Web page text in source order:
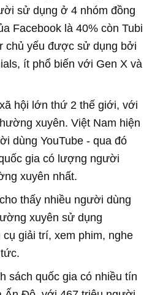
sử dụng ở 4 nhóm đồng
Facebook là 40% còn Tubi
chủ yếu được sử dụng bởi
ít phổ biến với Gen X và
hội lớn thứ 2 thế giới, với
xuyên. Việt Nam hiện
dùng YouTube - qua đó
gia có lượng người
xuyên nhất.
thấy nhiều người dùng
xuyên sử dụng
giải trí, xem phim, nghe
sách quốc gia có nhiều tín